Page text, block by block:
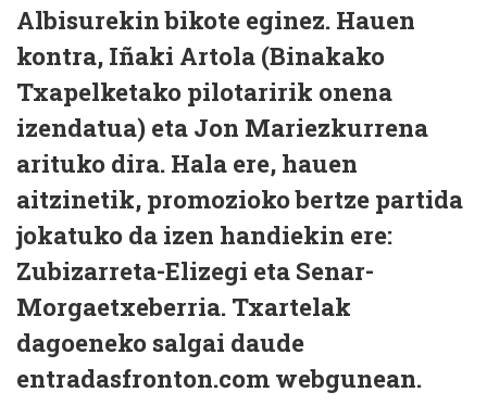
Albisurekin bikote eginez. Hauen
kontra, Iñaki Artola (Binakako
Txapelketako pilotaririk onena
izendatua) eta Jon Mariezkurrena
arituko dira. Hala ere, hauen
aitzinetik, promozioko bertze partida
jokatuko da izen handiekin ere:
Zubizarreta-Elizegi eta Senar-
Morgaetxeberria. Txartelak
dagoeneko salgai daude
entradasfronton.com webgunean.